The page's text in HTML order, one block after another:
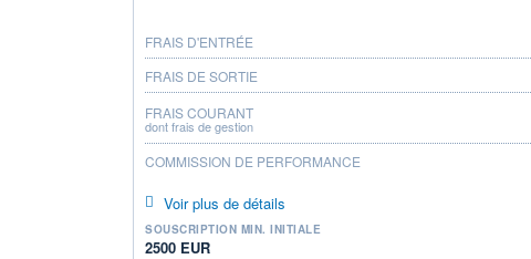
FRAIS D'ENTRÉE
FRAIS DE SORTIE
FRAIS COURANT
dont frais de gestion
COMMISSION DE PERFORMANCE
Voir plus de détails
SOUSCRIPTION MIN. INITIALE
2500 EUR